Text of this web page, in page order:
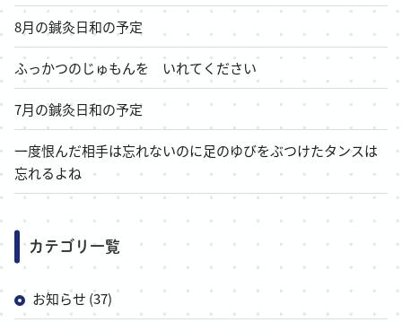
8月の鍼灸日和の予定
ふっかつのじゅもんを いれてください
7月の鍼灸日和の予定
一度恨んだ相手は忘れないのに足のゆびをぶつけたタンスは
忘れるよね
カテゴリ一覧
お知らせ (37)